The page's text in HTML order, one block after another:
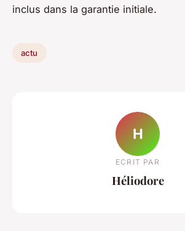
inclus dans la garantie initiale.
actu
H
ECRIT PAR
Héliodore